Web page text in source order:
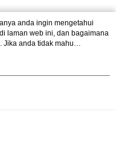
anda ingin mengetahui
laman web ini, dan bagaimana
Jika anda tidak mahu
penerangan mengenai kuki.
digunakan di laman web ini,
rujuk penerangan mengenai